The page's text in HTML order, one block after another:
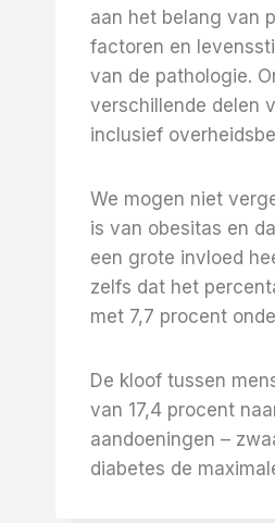
aan het belang van
factoren en
van de pathologie.
verschillende delen
inclusief
We mogen niet
is van obesitas en
een grote invloed
zelfs dat het
met 7,7 procent
De kloof tussen
van 17,4 procent
aandoeningen –
diabetes de